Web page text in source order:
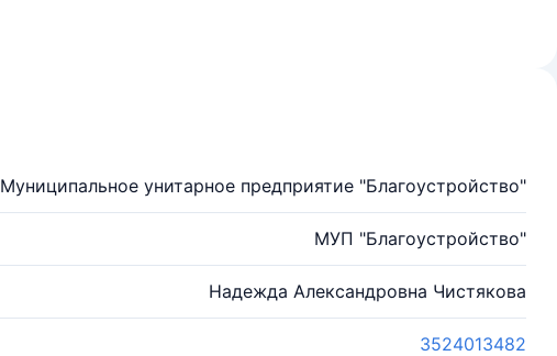
Муниципальное унитарное предприятие "Благоустройство"
МУП "Благоустройство"
Надежда Александровна Чистякова
3524013482